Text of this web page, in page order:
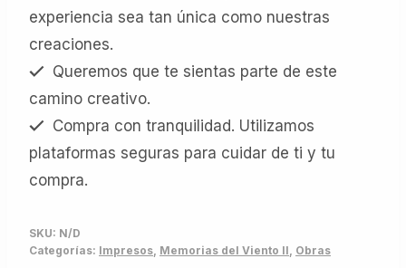
experiencia sea tan única como nuestras
creaciones.
Queremos que te sientas parte de este
camino creativo.
Compra con tranquilidad. Utilizamos
plataformas seguras para cuidar de ti y tu
compra.
SKU: N/D
Categorías: Impresos Memorias del Viento II Obras